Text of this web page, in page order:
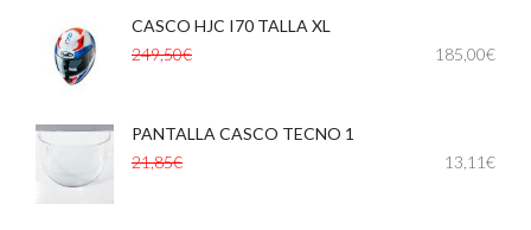
CASCO HJC I70 TALLA XL
249,50€
185,00€
,
PANTALLA CASCO TECNO 1
21,85€
13,11€